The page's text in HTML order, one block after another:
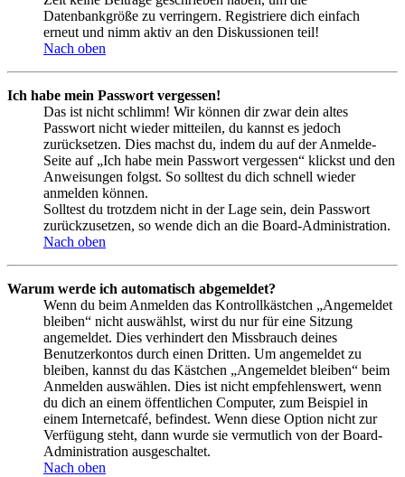
Datenbankgröße zu verringern. Registriere dich einfach
erneut und nimm aktiv an den Diskussionen teil!
Nach oben
Ich habe mein Passwort vergessen!
Das ist nicht schlimm! Wir können dir zwar dein altes
Passwort nicht wieder mitteilen, du kannst es jedoch
zurücksetzen. Dies machst du, indem du auf der Anmelde-
Seite auf „Ich habe mein Passwort vergessen“ klickst und den
Anweisungen folgst. So solltest du dich schnell wieder
anmelden können.
Solltest du trotzdem nicht in der Lage sein, dein Passwort
zurückzusetzen, so wende dich an die Board-Administration.
Nach oben
Warum werde ich automatisch abgemeldet?
Wenn du beim Anmelden das Kontrollkästchen „Angemeldet
bleiben“ nicht auswählst, wirst du nur für eine Sitzung
angemeldet. Dies verhindert den Missbrauch deines
Benutzerkontos durch einen Dritten. Um angemeldet zu
bleiben, kannst du das Kästchen „Angemeldet bleiben“ beim
Anmelden auswählen. Dies ist nicht empfehlenswert, wenn
du dich an einem öffentlichen Computer, zum Beispiel in
einem Internetcafé, befindest. Wenn diese Option nicht zur
Verfügung steht, dann wurde sie vermutlich von der Board-
Administration ausgeschaltet.
Nach oben